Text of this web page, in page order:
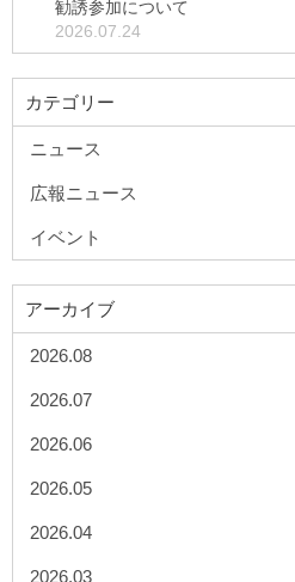
勧誘参加について
2026.07.24
カテゴリー
ニュース
広報ニュース
イベント
アーカイブ
2026.08
2026.07
2026.06
2026.05
2026.04
2026.03